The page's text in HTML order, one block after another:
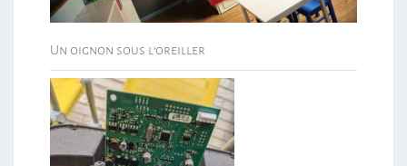
Un oignon sous l’oreiller